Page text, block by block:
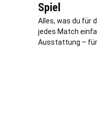
Spiel
Alles, was du für
jedes Match
Ausstattung – für